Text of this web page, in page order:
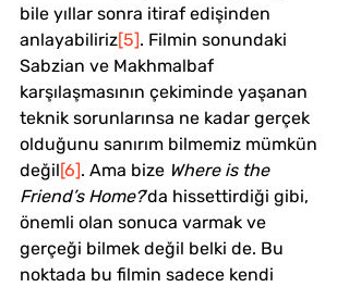
bile yıllar sonra itiraf edişinden
anlayabiliriz[5]. Filmin sonundaki
Sabzian ve Makhmalbaf
karşılaşmasının çekiminde yaşanan
teknik sorunlarınsa ne kadar gerçek
olduğunu sanırım bilmemiz mümkün
değil[6]. Ama bize Where is the
Friend’s Home?’da hissettirdiği gibi,
önemli olan sonuca varmak ve
gerçeği bilmek değil belki de. Bu
noktada bu filmin sadece kendi